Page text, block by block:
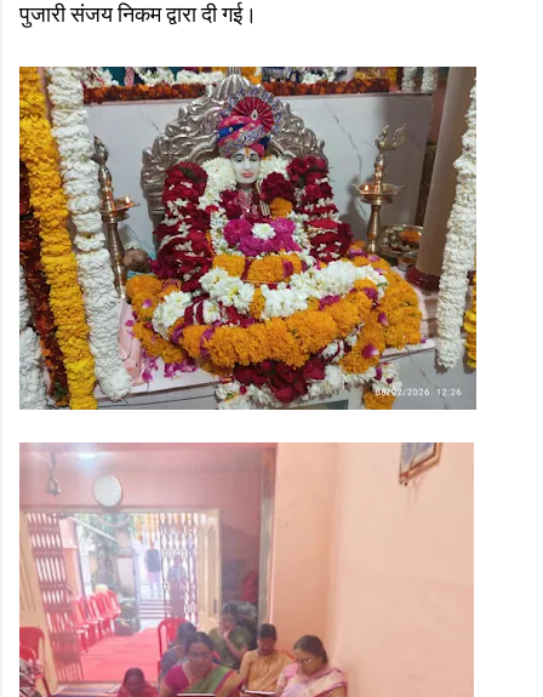
पुजारी संजय निकम द्वारा दी गई।